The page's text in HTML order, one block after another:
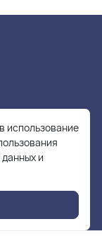
использование
и